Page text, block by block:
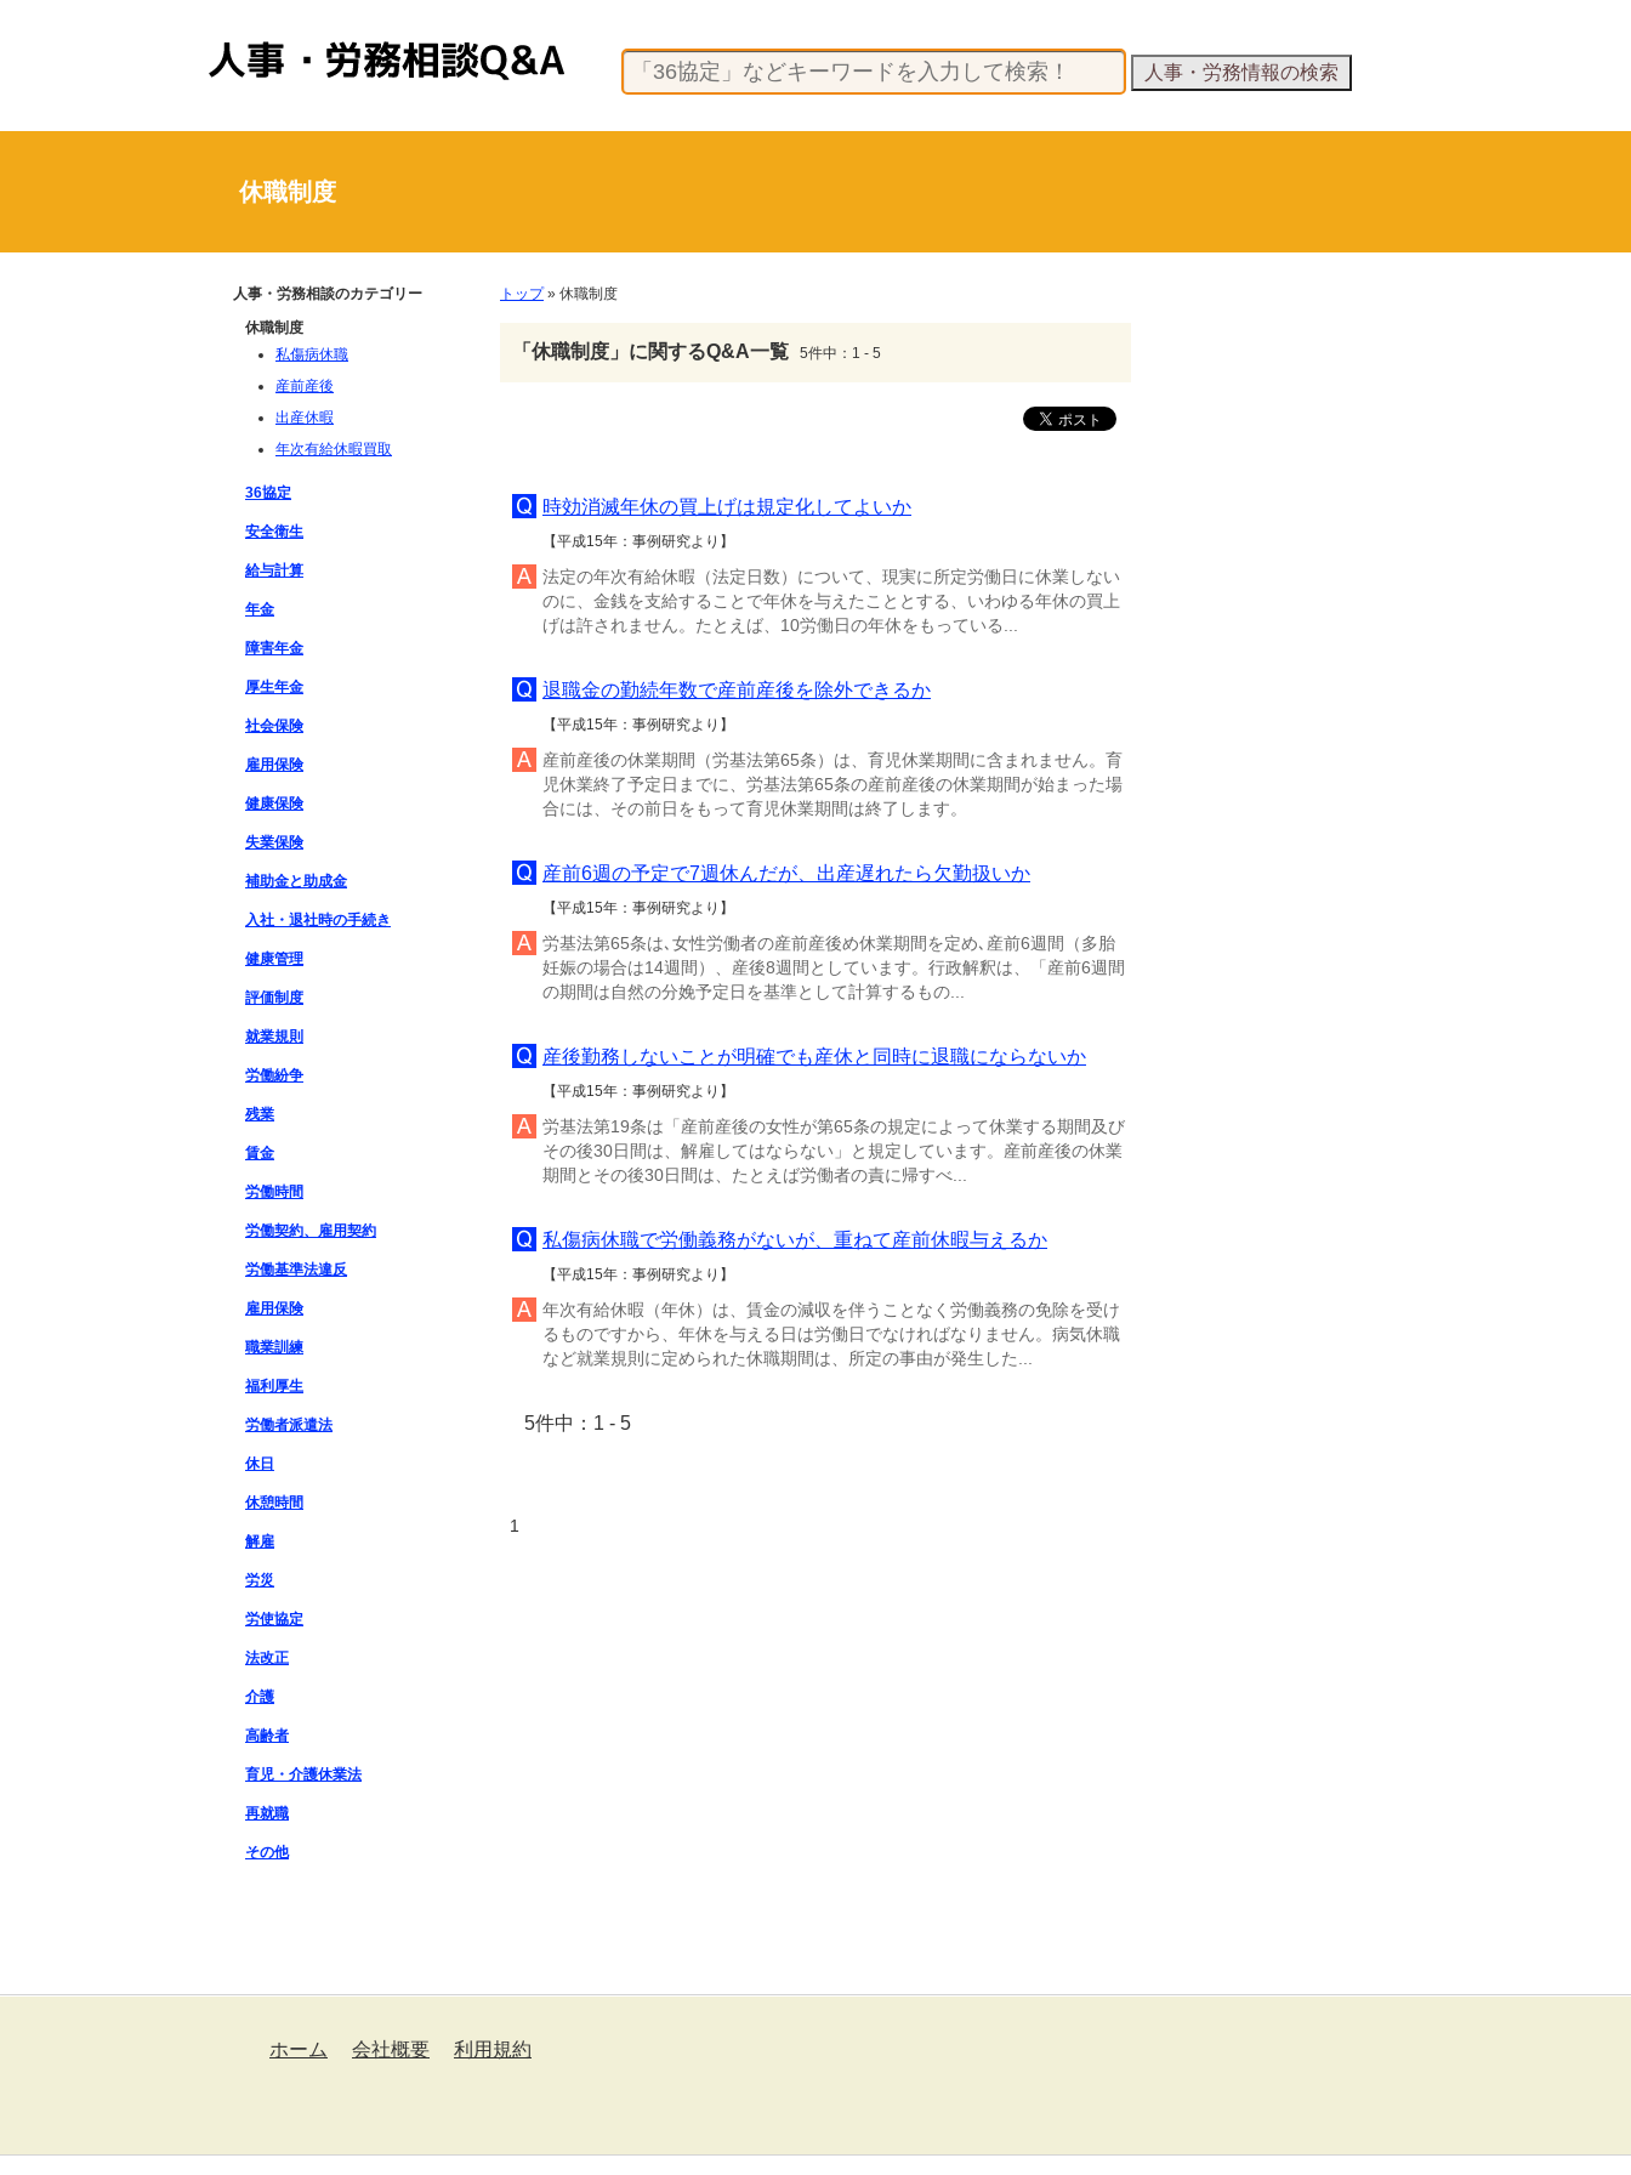
休職制度
人事・労務相談Q&A
トップ» 休職制度
「休職制度」に関するQ&A一覧 5件中：1 - 5
時効消滅年休の買上げは規定化してよいか
【平成15年：事例研究より】
法定の年次有給休暇（法定日数）について、現実に所定労働日に休業しない
のに、金銭を支給することで年休を与えたこととする、いわゆる年休の買上
げは許されません。たとえば、10労働日の年休をもっている...
退職金の勤続年数で産前産後を除外できるか
【平成15年：事例研究より】
産前産後の休業期間（労基法第65条）は、育児休業期間に含まれません。育
児休業終了予定日までに、労基法第65条の産前産後の休業期間が始まった場
合には、その前日をもって育児休業期間は終了します。
産前6週の予定で7週休んだが、出産遅れたら欠勤扱いか
【平成15年：事例研究より】
労基法第65条は､女性労働者の産前産後め休業期間を定め､産前6週間（多胎
妊娠の場合は14週間）、産後8週間としています。行政解釈は、「産前6週間
の期間は自然の分娩予定日を基準として計算するもの...
産後勤務しないことが明確でも産休と同時に退職にならないか
【平成15年：事例研究より】
労基法第19条は「産前産後の女性が第65条の規定によって休業する期間及び
その後30日間は、解雇してはならない」と規定しています。産前産後の休業
期間とその後30日間は、たとえば労働者の責に帰すべ...
私傷病休職で労働義務がないが、重ねて産前休暇与えるか
【平成15年：事例研究より】
年次有給休暇（年休）は、賃金の減収を伴うことなく労働義務の免除を受け
るものですから、年休を与える日は労働日でなければなりません。病気休職
など就業規則に定められた休職期間は、所定の事由が発生した...
5件中：1 - 5
1
人事・労務相談のカテゴリー
休職制度
私傷病休職
産前産後
出産休暇
年次有給休暇買取
36協定
安全衛生
給与計算
年金
障害年金
厚生年金
社会保険
雇用保険
健康保険
失業保険
補助金と助成金
入社・退社時の手続き
健康管理
評価制度
就業規則
労働紛争
残業
賃金
労働時間
労働契約、雇用契約
労働基準法違反
雇用保険
職業訓練
福利厚生
労働者派遣法
休日
休憩時間
解雇
労災
労使協定
法改正
介護
高齢者
育児・介護休業法
再就職
その他
ホーム 会社概要 利用規約